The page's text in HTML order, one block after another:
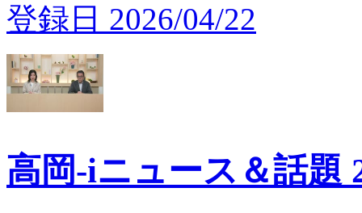
登録日 2026/04/22
高岡-iニュース＆話題